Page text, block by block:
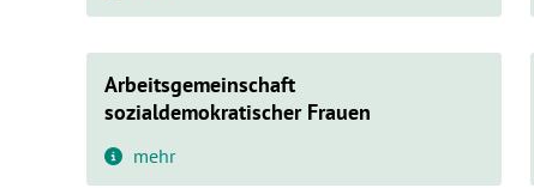
Arbeitsgemeinschaft
sozialdemokratischer Frauen
mehr